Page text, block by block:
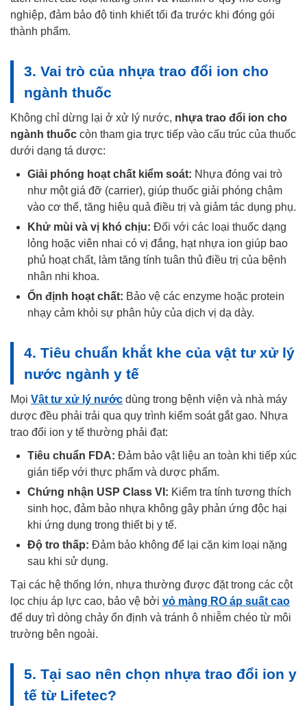
nghiệp, đảm bảo độ tinh khiết tối đa trước khi đóng gói
thành phẩm.
3. Vai trò của nhựa trao đổi ion cho
ngành thuốc
Không chỉ dừng lại ở xử lý nước, nhựa trao đổi ion cho
ngành thuốc còn tham gia trực tiếp vào cấu trúc của thuốc
dưới dạng tá dược:
Giải phóng hoạt chất kiểm soát: Nhựa đóng vai trò
như một giá đỡ (carrier), giúp thuốc giải phóng chậm
vào cơ thể, tăng hiệu quả điều trị và giảm tác dụng phụ.
Khử mùi và vị khó chịu: Đối với các loại thuốc dạng
lỏng hoặc viên nhai có vị đắng, hạt nhựa ion giúp bao
phủ hoạt chất, làm tăng tính tuân thủ điều trị của bệnh
nhân nhi khoa.
Ổn định hoạt chất: Bảo vệ các enzyme hoặc protein
nhạy cảm khỏi sự phân hủy của dịch vị dạ dày.
4. Tiêu chuẩn khắt khe của vật tư xử lý
nước ngành y tế
Mọi Vật tư xử lý nước dùng trong bệnh viện và nhà máy
dược đều phải trải qua quy trình kiểm soát gắt gao. Nhựa
trao đổi ion y tế thường phải đạt:
Tiêu chuẩn FDA: Đảm bảo vật liệu an toàn khi tiếp xúc
gián tiếp với thực phẩm và dược phẩm.
Chứng nhận USP Class VI: Kiểm tra tính tương thích
sinh học, đảm bảo nhựa không gây phản ứng độc hại
khi ứng dụng trong thiết bị y tế.
Độ tro thấp: Đảm bảo không để lại cặn kim loại nặng
sau khi sử dụng.
Tại các hệ thống lớn, nhựa thường được đặt trong các cột
lọc chịu áp lực cao, bảo vệ bởi vỏ màng RO áp suất cao
để duy trì dòng chảy ổn định và tránh ô nhiễm chéo từ môi
trường bên ngoài.
5. Tại sao nên chọn nhựa trao đổi ion y
tế từ Lifetec?